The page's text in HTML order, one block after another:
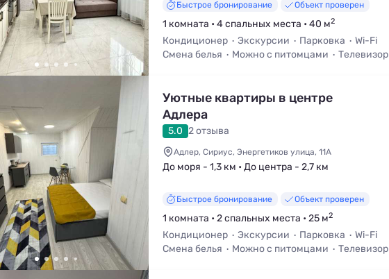
Быстрое бронирование Объект проверен
1 комната • 4 спальных места • 40 м2
Кондиционер Экскурсии Парковка
Wi-Fi
Смена белья
Можно с питомцами Телевизор
Уютные квартиры в центре
Адлера
5.0 2 отзыва
Адлер, Сириус, Энергетиков улица, 11А
До моря - 1,3 км • До центра - 2,7 км
Быстрое бронирование Объект проверен
1 комната • 2 спальных места • 25 м2
Кондиционер Экскурсии Парковка
Wi-Fi
Смена белья
Можно с питомцами Телевизор